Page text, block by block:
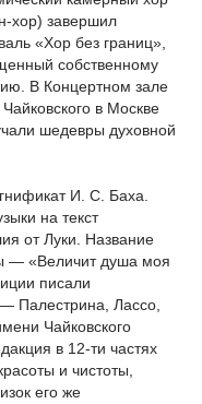
хор) завершил
«Хор без границ»,
собственному
В Концертном зале
в Москве
шедевры духовной
И. С. Баха.
на текст
от Луки. Название
— «Величит душа моя
писали
Палестрина, Лассо,
Чайковского
в 12-ти частях
и чистоты,
его же